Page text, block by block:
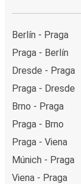
Berlín - Praga
Praga - Berlín
Dresde - Praga
Praga - Dresde
Brno - Praga
Praga - Brno
Praga - Viena
Múnich - Praga
Viena - Praga